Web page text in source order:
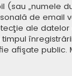
„numele
de
ale
afişate